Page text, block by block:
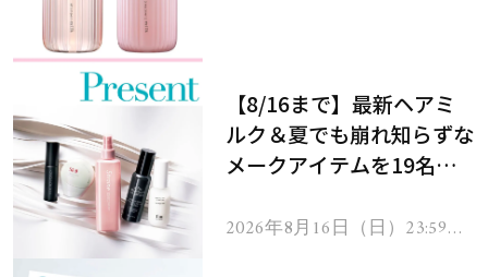
【8/16まで】最新ヘアミ
ルク＆夏でも崩れ知らずな
メークアイテムを19名様
2026年8月16日（日）23:59ま